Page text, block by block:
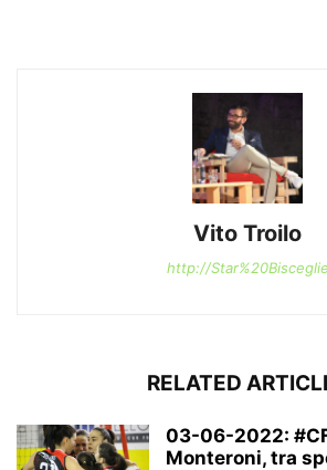
Vito Troilo
http://Star%20Bisceglie
RELATED
03-06-2022:
Monteroni, tra